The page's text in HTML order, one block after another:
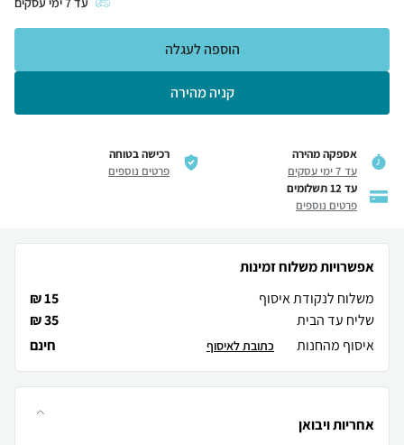
קניה מהירה
הוספה לעגלה
אספקה מהירה
עד 7 ימי עסקים
רכישה בטוחה
פרטים נוספים
עד 12 תשלומים
פרטים נוספים
אפשרויות משלוח זמינות
משלוח לנקודת איסוף
15 ₪
שליח עד הבית
35 ₪
איסוף מהחנות
חינם כתובת לאיסוף
אחריות ויבואן